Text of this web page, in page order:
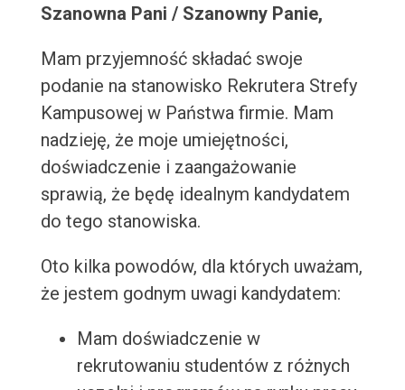
Szanowna Pani / Szanowny Panie,
Mam przyjemność składać swoje
podanie na stanowisko Rekrutera Strefy
Kampusowej w Państwa firmie. Mam
nadzieję, że moje umiejętności,
doświadczenie i zaangażowanie
sprawią, że będę idealnym kandydatem
do tego stanowiska.
Oto kilka powodów, dla których uważam,
że jestem godnym uwagi kandydatem:
Mam doświadczenie w
rekrutowaniu studentów z różnych